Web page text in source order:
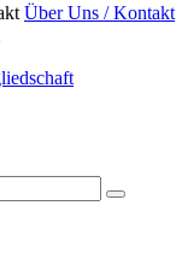
Über Uns / Kontakt